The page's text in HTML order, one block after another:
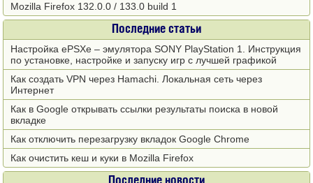
Mozilla Firefox 132.0.0 / 133.0 build 1
Последние статьи
Настройка ePSXe – эмулятора SONY PlayStation 1. Инструкция
по установке, настройке и запуску игр с лучшей графикой
Как создать VPN через Hamachi. Локальная сеть через
Интернет
Как в Google открывать ссылки результаты поиска в новой
вкладке
Как отключить перезагрузку вкладок Google Chrome
Как очистить кеш и куки в Mozilla Firefox